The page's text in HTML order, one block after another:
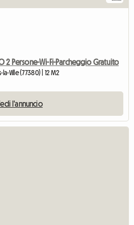
2 Persone-Wi-Fi-Parcheggio Gratuito
Ville (77380) | 12 M2
l'annuncio